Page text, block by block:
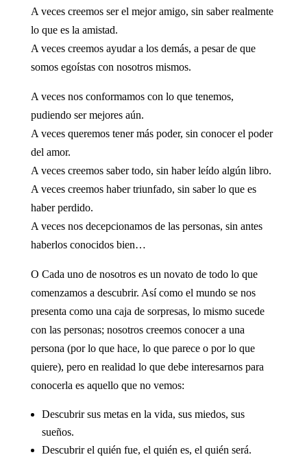
A veces creemos ser el mejor amigo, sin saber realmente
lo que es la amistad.
A veces creemos ayudar a los demás, a pesar de que
somos egoístas con nosotros mismos.
A veces nos conformamos con lo que tenemos,
pudiendo ser mejores aún.
A veces queremos tener más poder, sin conocer el poder
del amor.
A veces creemos saber todo, sin haber leído algún libro.
A veces creemos haber triunfado, sin saber lo que es
haber perdido.
A veces nos decepcionamos de las personas, sin antes
haberlos conocidos bien…
O Cada uno de nosotros es un novato de todo lo que
comenzamos a descubrir. Así como el mundo se nos
presenta como una caja de sorpresas, lo mismo sucede
con las personas; nosotros creemos conocer a una
persona (por lo que hace, lo que parece o por lo que
quiere), pero en realidad lo que debe interesarnos para
conocerla es aquello que no vemos:
Descubrir sus metas en la vida, sus miedos, sus
sueños.
Descubrir el quién fue, el quién es, el quién será.